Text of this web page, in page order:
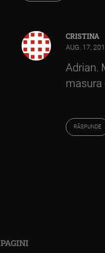
CRISTINA
AUG. 17,
Adrian.
masura
RĂSPUNDE
PAGINI